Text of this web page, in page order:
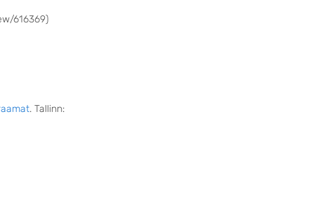
616369)
. Tallinn: